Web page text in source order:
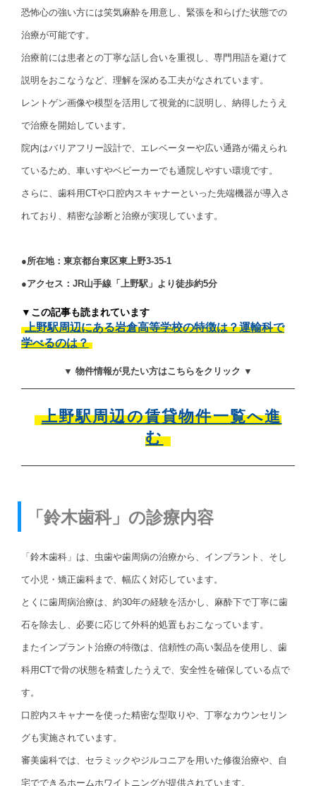
恐怖心の強い方には笑気麻酔を用意し、緊張を和らげた状態での
治療が可能です。
治療前には患者との丁寧な話し合いを重視し、専門用語を避けて
説明をおこなうなど、理解を深める工夫がなされています。
レントゲン画像や模型を活用して視覚的に説明し、納得したうえ
で治療を開始しています。
院内はバリアフリー設計で、エレベーターや広い通路が備えられ
ているため、車いすやベビーカーでも通院しやすい環境です。
さらに、歯科用CTや口腔内スキャナーといった先端機器が導入さ
れており、精密な診断と治療が実現しています。
●所在地：東京都台東区東上野3-35-1
●アクセス：JR山手線「上野駅」より徒歩約5分
▼この記事も読まれています
上野駅周辺にある岩倉高等学校の特徴は？運輸科で
学べるのは？
▼ 物件情報が見たい方はこちらをクリック ▼
上野駅周辺の賃貸物件一覧へ進
む
「鈴木歯科」の診療内容
「鈴木歯科」は、虫歯や歯周病の治療から、インプラント、そし
て小児・矯正歯科まで、幅広く対応しています。
とくに歯周病治療は、約30年の経験を活かし、麻酔下で丁寧に歯
石を除去し、必要に応じて外科的処置もおこなっています。
またインプラント治療の特徴は、信頼性の高い製品を使用し、歯
科用CTで骨の状態を精査したうえで、安全性を確保している点で
す。
口腔内スキャナーを使った精密な型取りや、丁寧なカウンセリン
グも実施されています。
審美歯科では、セラミックやジルコニアを用いた修復治療や、自
宅でできるホームホワイトニングが提供されています。